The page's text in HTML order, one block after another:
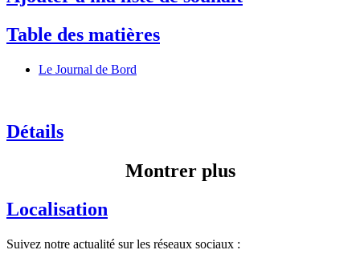
Table des matières
Le Journal de Bord
Détails
Montrer plus
Localisation
Suivez notre actualité sur les réseaux sociaux :